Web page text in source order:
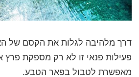
דרך מלהיבה לגלות את הקסם של
פעילות פנאי זו לא רק מספקת פרץ
מאפשרת לטבול בפאר הטבע.